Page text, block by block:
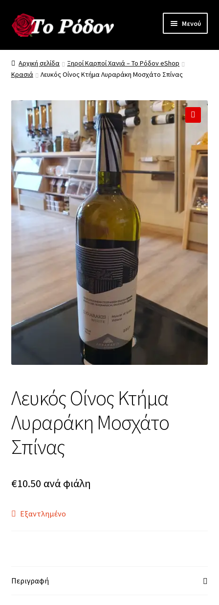
Απευθείας
μετάβαση
Μετάβαση
σε
Μενού
Γνωρίστε “το Ρόδον”
Όλα τα Προϊόντα
Προϊόντα Χονδρικής
Επικοινωνία
Αρχική σελίδα
Ξηροί Καρποί Χανιά – Το Ρόδον eShop
Κρασιά
Λευκός Οίνος Κτήμα Λυραράκη Μοσχάτο Σπίνας
Λευκός Οίνος Κτήμα
Λυραράκη Μοσχάτο
Σπίνας
€10.50 ανά φιάλη
Εξαντλημένο
Περιγραφή